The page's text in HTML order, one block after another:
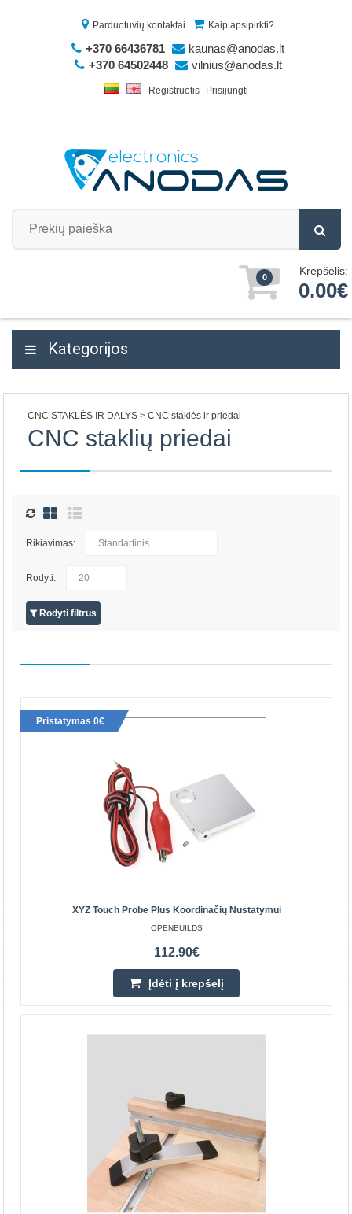
Parduotuvių kontaktai Kaip apsipirkti?
+370 66436781
kaunas@anodas.lt
+370 64502448
vilnius@anodas.lt
Registruotis Prisijungti
0 Krepšelis:
0.00€
Kategorijos
CNC STAKLĖS IR DALYS CNC staklės ir priedai
CNC staklių priedai
Rikiavimas:
Rodyti:
Rodyti filtrus
Su XYZ Touch Probe nustatysite tikslias XYZ koordinates
Tiksliai raskite grąžto ar frezos padėtį XYZ k..
112.90€
Įdėti į krepšelį
Pridėti prie pageidavimų sąrašo
Pristatymas 0€
XYZ Touch Probe Plus Koordinačių Nustatymui
OPENBUILDS
112.90€
Įdėti į krepšelį